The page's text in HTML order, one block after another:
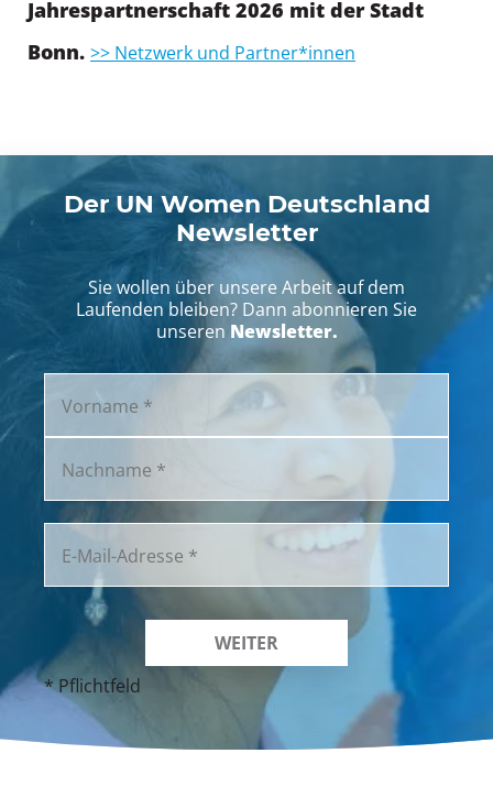
Jahrespartnerschaft 2026 mit der Stadt
Bonn. >> Netzwerk und Partner*innen
Der UN Women Deutschland
Newsletter
Sie wollen über unsere Arbeit auf dem
Laufenden bleiben? Dann abonnieren Sie
unseren Newsletter.
* Pflichtfeld